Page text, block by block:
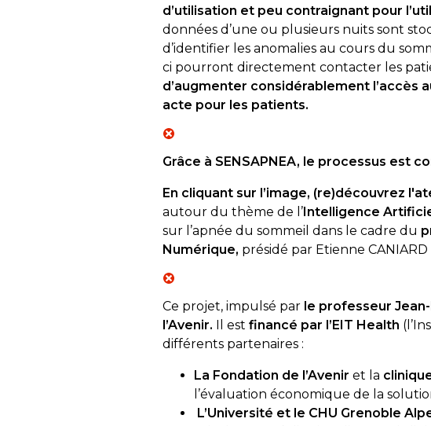
d’utilisation et peu contraignant pour
données d’une ou plusieurs nuits sont
d’identifier les anomalies au cours du
ci pourront directement contacter les
d’augmenter considérablement l’accès
acte pour les patients.
Grâce à SENSAPNEA, le processus est
En cliquant sur l’image, (re)découvrez
autour du thème de l’Intelligence
sur l’apnée du sommeil dans le cadre du
Numérique, présidé par Etienne CANIARD
Ce projet, impulsé par le professeur Jean-
l’Avenir. Il est financé par l’EIT Health
différents partenaires :
La Fondation de l’Avenir et la
l’évaluation économique de la
L’Université et le CHU Grenoble